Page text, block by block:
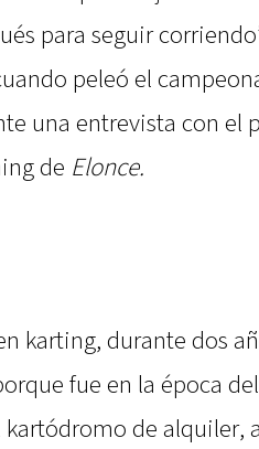
para seguir
peleó el
una entrevista con el
de Elonce.
karting, durante dos
fue en la época
de alquiler,